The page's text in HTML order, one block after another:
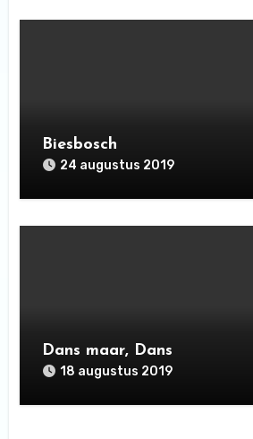
Biesbosch
24 augustus 2019
Dans maar, Dans
18 augustus 2019